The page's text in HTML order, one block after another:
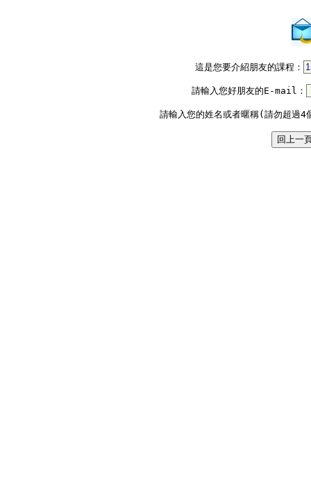
這是您要介紹朋友的課程：
請輸入您好朋友的E-mail：
請輸入您的姓名或者暱稱(請勿超過4